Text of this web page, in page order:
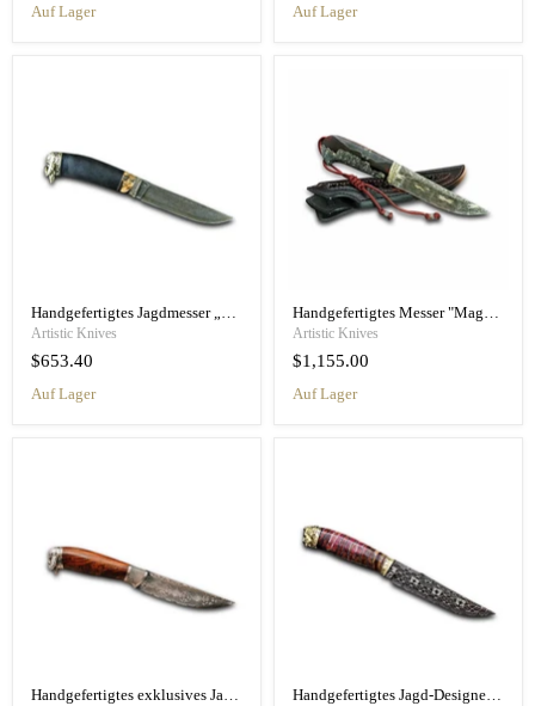
Auf Lager Auf Lager
Handgefertigtes Jagdmesser „Viking Barbarian“
Artistic Knives
$653.40
Auf Lager
Handgefertigtes Messer "Magnat"
Artistic Knives
$1,155.00
Auf Lager
Handgefertigtes exklusives Jagdmesser „Viking“ Handgefertigtes Jagd-Designermesser „Joker“